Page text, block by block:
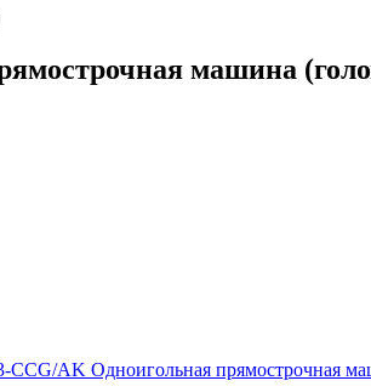
машина